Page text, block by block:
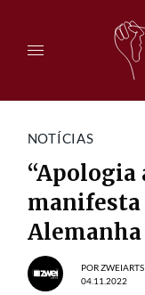
NOTÍCIAS
“Apologia
manifesta
PORZWEIARTS
04.11.2022